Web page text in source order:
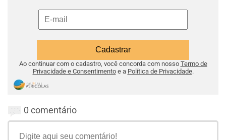
Ao continuar com o cadastro, você concorda com nosso Termo de
Privacidade e Consentimentoe a Política de Privacidade.
0 comentário